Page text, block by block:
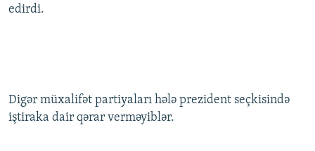
edirdi.
Digər müxalifət partiyaları hələ prezident seçkisində
iştiraka dair qərar verməyiblər.